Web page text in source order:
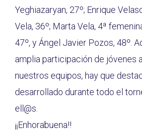
Yeghiazaryan, 27º; Enrique
Vela, 36º; Marta Vela, 4ª
47º, y Ángel Javier Pozos, 48º.
amplia participación de jóvenes
nuestros equipos, hay que
desarrollado durante todo el
ell@s.
¡¡Enhorabuena!!